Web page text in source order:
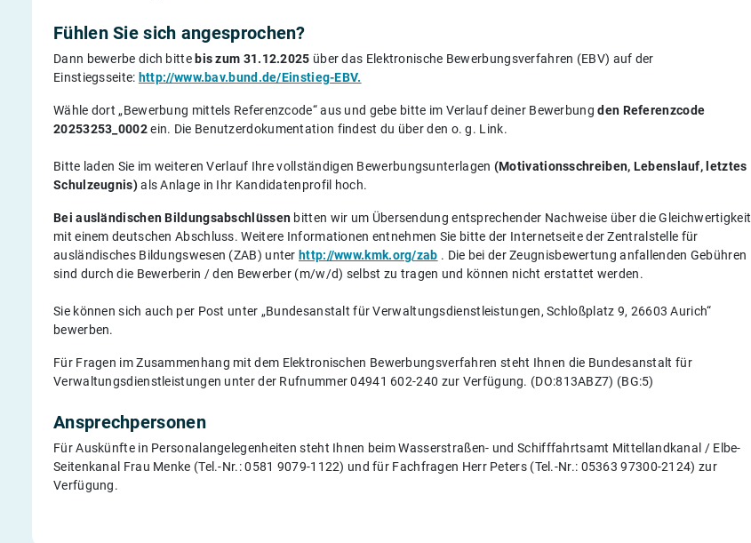
Fühlen Sie sich angesprochen?
Dann bewerbe dich bitte bis zum 31.12.2025 über das Elektronische Bewerbungsverfahren (EBV) auf der
Einstiegsseite: http://www.bav.bund.de/Einstieg-EBV.
Wähle dort „Bewerbung mittels Referenzcode“ aus und gebe bitte im Verlauf deiner Bewerbung den Referenzcode
20253253_0002 ein. Die Benutzerdokumentation findest du über den o. g. Link.
Bitte laden Sie im weiteren Verlauf Ihre vollständigen Bewerbungsunterlagen (Motivationsschreiben, Lebenslauf, letztes
Schulzeugnis) als Anlage in Ihr Kandidatenprofil hoch.
Bei ausländischen Bildungsabschlüssen bitten wir um Übersendung entsprechender Nachweise über die Gleichwertigkeit
mit einem deutschen Abschluss. Weitere Informationen entnehmen Sie bitte der Internetseite der Zentralstelle für
ausländisches Bildungswesen (ZAB) unter http://www.kmk.org/zab . Die bei der Zeugnisbewertung anfallenden Gebühren
sind durch die Bewerberin / den Bewerber (m/w/d) selbst zu tragen und können nicht erstattet werden.
Sie können sich auch per Post unter „Bundesanstalt für Verwaltungsdienstleistungen, Schloßplatz 9, 26603 Aurich“
bewerben.
Für Fragen im Zusammenhang mit dem Elektronischen Bewerbungsverfahren steht Ihnen die Bundesanstalt für
Verwaltungsdienstleistungen unter der Rufnummer 04941 602-240 zur Verfügung. (DO:813ABZ7) (BG:5)
Ansprechpersonen
Für Auskünfte in Personalangelegenheiten steht Ihnen beim Wasserstraßen- und Schifffahrtsamt Mittellandkanal / Elbe-
Seitenkanal Frau Menke (Tel.-Nr.: 0581 9079-1122) und für Fachfragen Herr Peters (Tel.-Nr.: 05363 97300-2124) zur
Verfügung.